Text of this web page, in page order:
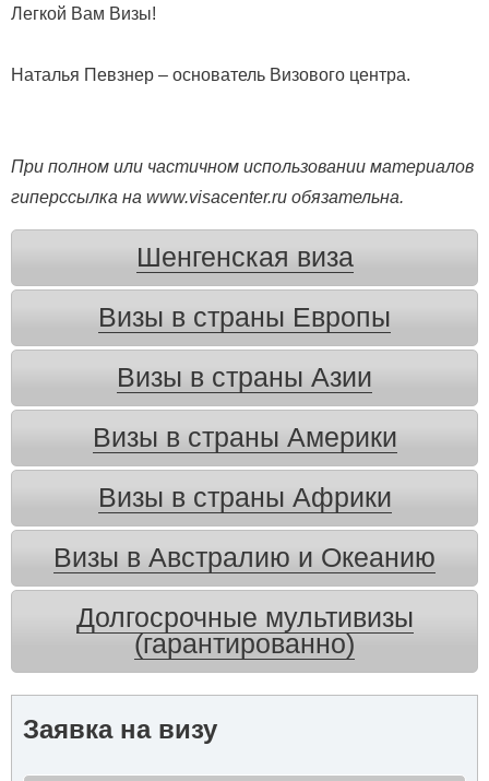
Легкой Вам Визы!
Наталья Певзнер – основатель Визового центра.
При полном или частичном использовании материалов
гиперссылка на www.visacenter.ru обязательна.
Шенгенская виза
Визы в страны Европы
Визы в страны Азии
Визы в страны Америки
Визы в страны Африки
Визы в Австралию и Океанию
Долгосрочные мультивизы
(гарантированно)
Заявка на визу